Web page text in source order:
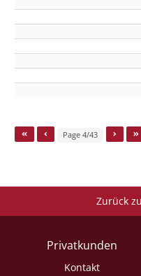
Page 4/43
Zurück
Privatkunden
Kontakt